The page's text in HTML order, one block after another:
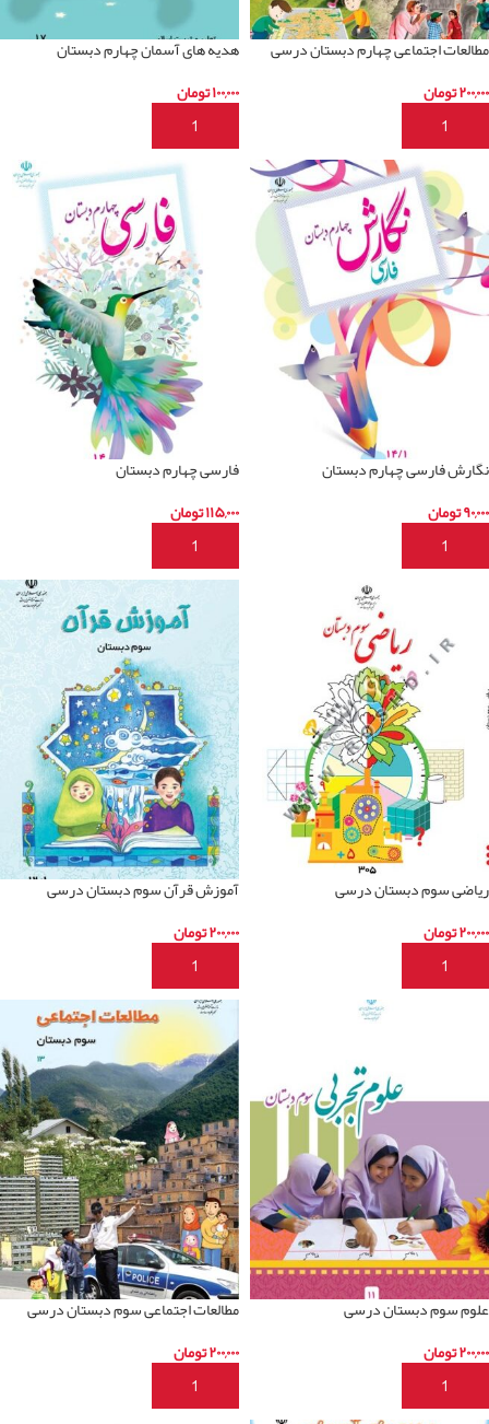
مطالعات اجتماعی چهارم دبستان درسی
۲۰۰,۰۰۰تومان
افزودن به سبد خرید
هدیه های آسمان چهارم دبستان
۱۰۰,۰۰۰تومان
افزودن به سبد خرید
نگارش فارسی چهارم دبستان
۹۰,۰۰۰تومان
افزودن به سبد خرید
فارسی چهارم دبستان
۱۱۵,۰۰۰تومان
افزودن به سبد خرید
ریاضی سوم دبستان درسی
۲۰۰,۰۰۰تومان
افزودن به سبد خرید
آموزش قرآن سوم دبستان درسی
۲۰۰,۰۰۰تومان
افزودن به سبد خرید
علوم سوم دبستان درسی
۲۰۰,۰۰۰تومان
افزودن به سبد خرید
مطالعات اجتماعی سوم دبستان درسی
۲۰۰,۰۰۰تومان
افزودن به سبد خرید